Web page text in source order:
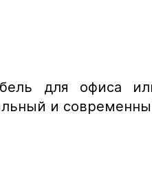
для офиса
и